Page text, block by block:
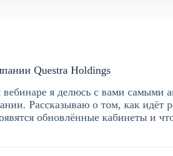
Questra Holdings
я делюсь с вами самыми
Рассказываю о том, как идёт
обновлённые кабинеты и